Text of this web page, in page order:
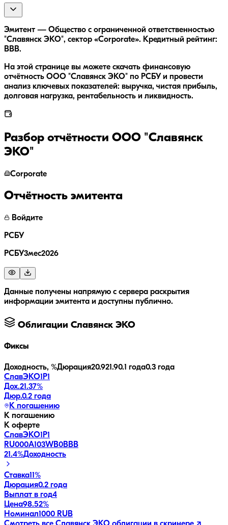
Эмитент — Общество с ограниченной ответственностью
"Славянск ЭКО", сектор «Corporate». Кредитный рейтинг:
BBB.
На этой странице вы можете скачать финансовую
отчётность ООО "Славянск ЭКО" по РСБУ и провести
анализ ключевых показателей: выручка, чистая прибыль,
долговая нагрузка, рентабельность и ликвидность.
Разбор отчётности ООО "Славянск
ЭКО"
Corporate
Отчётность эмитента
Войдите
РСБУ
РСБУ3мес2026
Данные получены напрямую с сервера раскрытия
информации эмитента и доступны публично.
Облигации Славянск ЭКО
Фиксы
Доходность, %Дюрация20.921.90.1 года0.3 года
СлавЭКО1Р1
Дох.21.37%
Дюр.0.2 года
К погашению
К погашению
К оферте
СлавЭКО1Р1
RU000A103WB0BBB
21.4%Доходность
Ставка11%
Дюрация0.2 года
Выплат в год4
Цена98.52%
Номинал1000 RUB